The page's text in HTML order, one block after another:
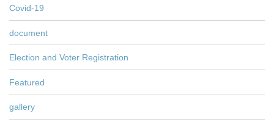
Covid-19
document
Election and Voter Registration
Featured
gallery